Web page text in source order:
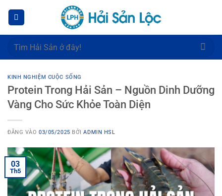
dung
Tìm
KINH NGHIỆM CUỘC SỐNG
Protein Trong Hải Sản – Nguồn Dinh Dưỡng
Vàng Cho Sức Khỏe Toàn Diện
ĐĂNG VÀO03/05/2025 BỞIADMIN HSL
03
Th5